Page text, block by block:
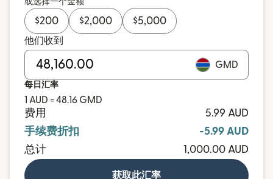
或选择一个金额
$200 $2,000 $5,000
他们收到
GMD
每日汇率
1 AUD = 48.16 GMD
费用
5.99 AUD
手续费折扣
-5.99 AUD
总计
1,000.00 AUD
获取此汇率